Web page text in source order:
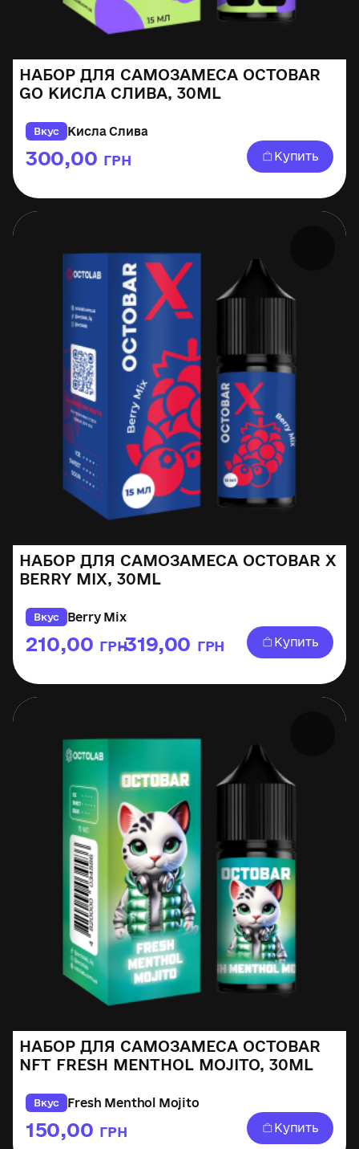
НАБОР ДЛЯ САМОЗАМЕСА OCTOBAR
GO КИСЛА СЛИВА, 30ML
Вкус Кисла Слива
300,00 ГРН Купить
НАБОР ДЛЯ САМОЗАМЕСА OCTOBAR X
BERRY MIX, 30ML
Вкус Berry Mix
210,00 ГРН
–319,00 ГРН Купить
НАБОР ДЛЯ САМОЗАМЕСА OCTOBAR
NFT FRESH MENTHOL MOJITO, 30ML
Вкус Fresh Menthol Mojito
150,00 ГРН Купить